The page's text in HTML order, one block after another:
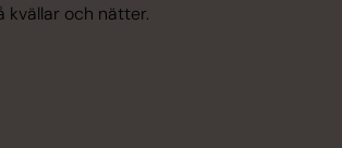
kvällar och nätter.